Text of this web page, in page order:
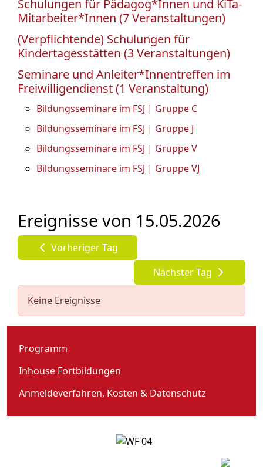
Schulungen für Pädagog*Innen und KiTa-
Mitarbeiter*Innen (7 Veranstaltungen)
(Verpflichtende) Schulungen für
Kindertagesstätten (3 Veranstaltungen)
Seminare und Anleiter*Innentreffen im
Freiwilligendienst (1 Veranstaltung)
Bildungsseminare im FSJ | Gruppe C
Bildungsseminare im FSJ | Gruppe J
Bildungsseminare im FSJ | Gruppe V
Bildungsseminare im FSJ | Gruppe VJ
Ereignisse von 15.05.2026
Vorheriger Tag
Nächster Tag
Keine Ereignisse
Programm
Inhouse Fortbildungen
Anmeldeverfahren, Kosten & Datenschutz